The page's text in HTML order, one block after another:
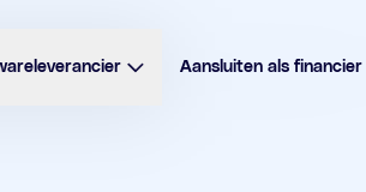
Aansluiten als financier